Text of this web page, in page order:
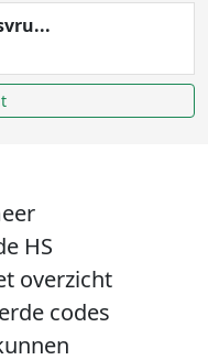
HS
overzicht
codes